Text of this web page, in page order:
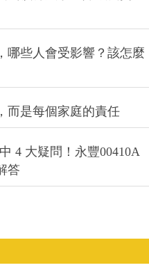
哪些人會受影響？該怎麼
而是每個家庭的責任
4 大疑問！永豐00410A
答